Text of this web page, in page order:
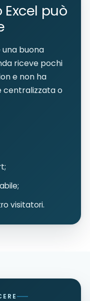
può
una buona
riceve pochi
e non ha
centralizzata o
visitatori.